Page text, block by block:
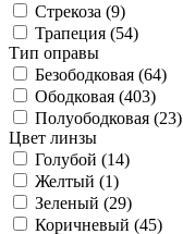
Стрекоза (9)
Трапеция (54)
Тип оправы
Безободковая (64)
Ободковая (403)
Полуободковая (23)
Цвет линзы
Голубой (14)
Желтый (1)
Зеленый (29)
Коричневый (45)